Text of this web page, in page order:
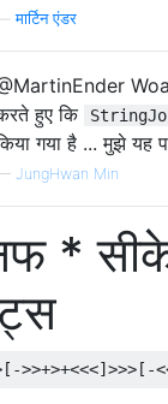
—मार्टिन एंडर
हुए कि
गया है ... मुझे यह
JungHwan Min
*